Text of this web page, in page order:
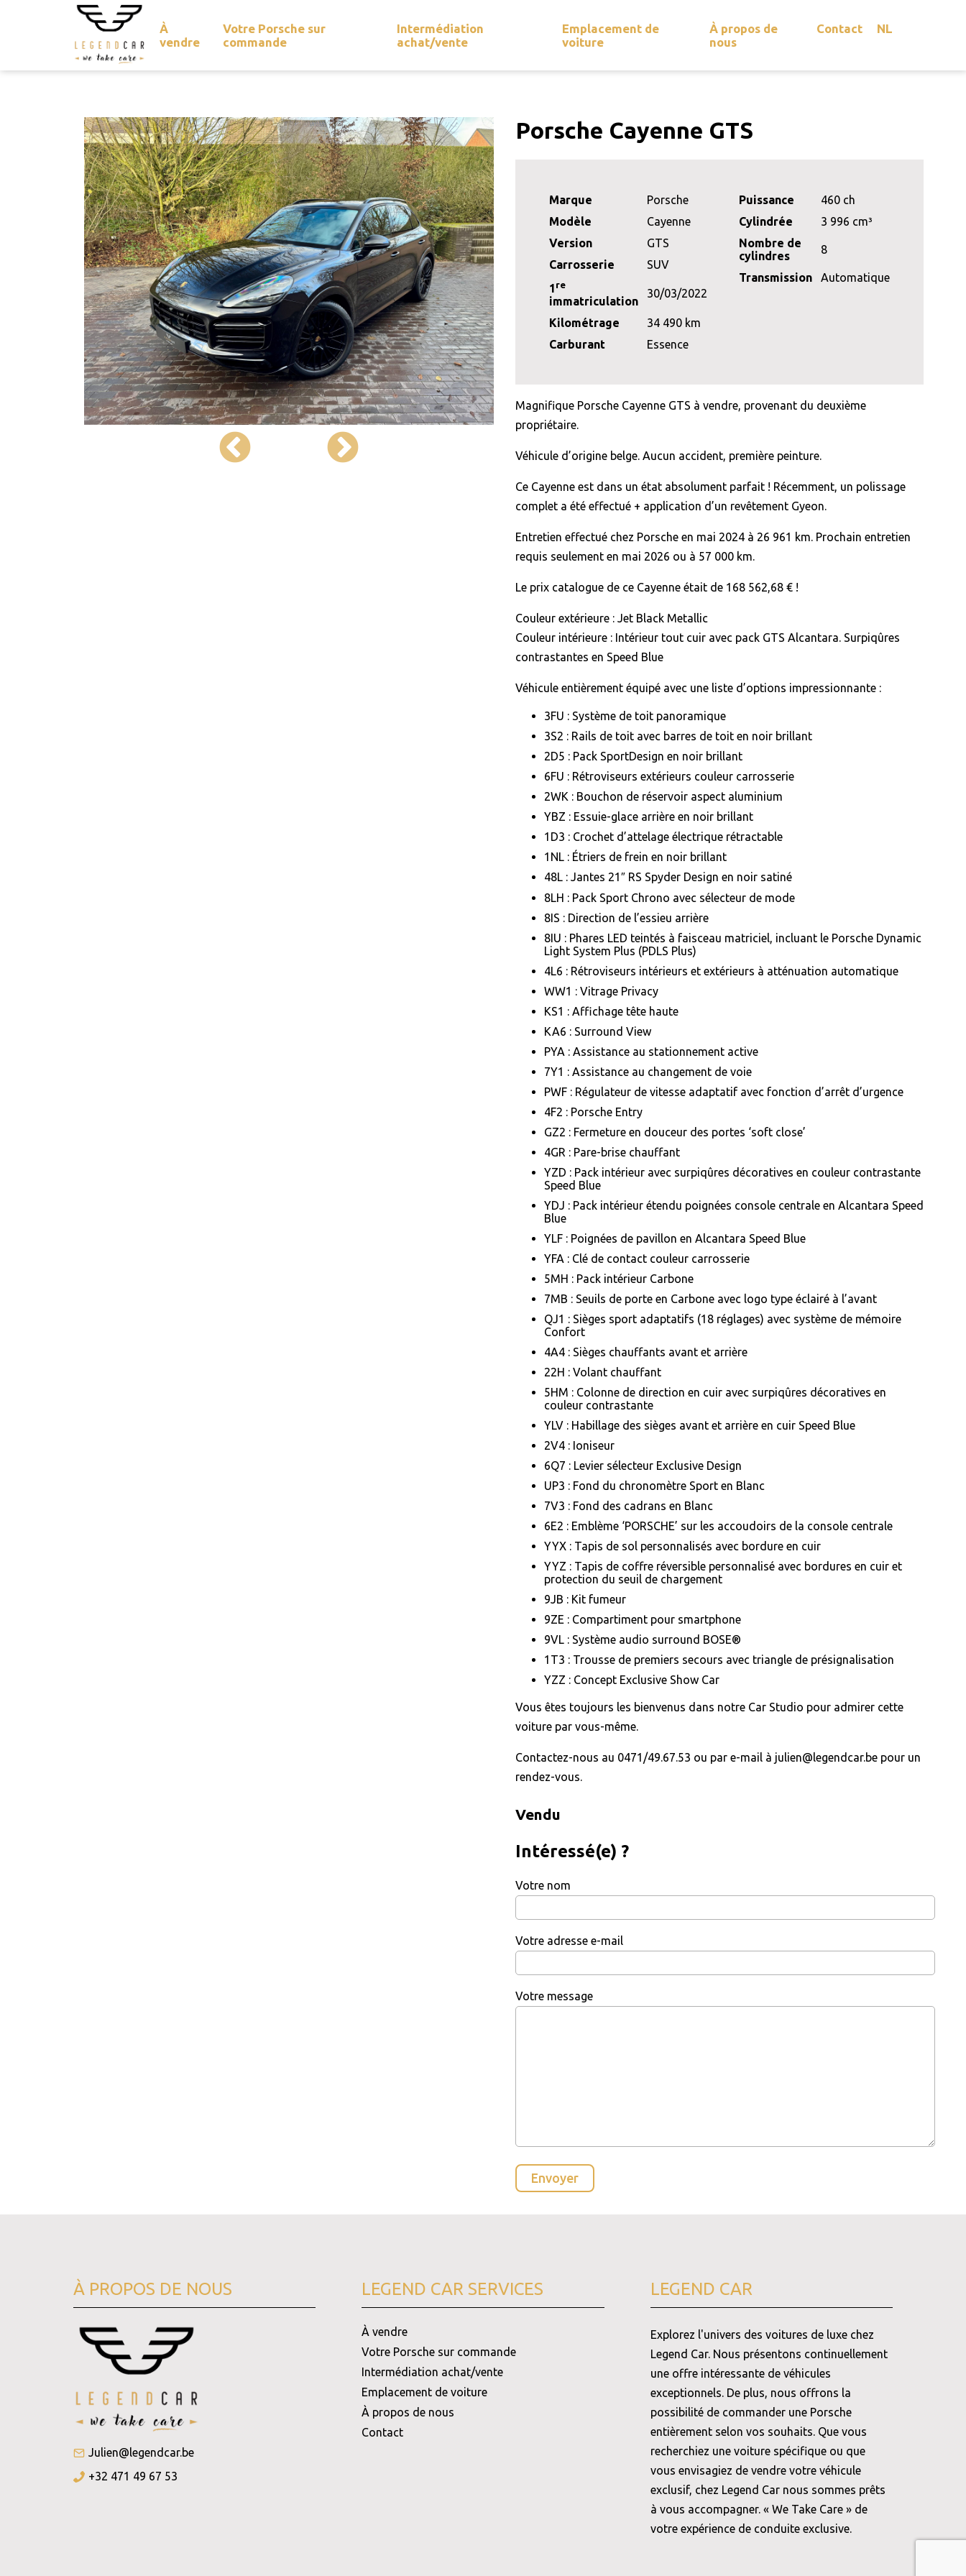
À
vendre
Votre Porsche sur
commande
Intermédiation
achat/vente
Emplacement de
voiture
À propos de
nous
Contact NL
Porsche Cayenne GTS
Marque
Porsche
Modèle
Cayenne
Version
GTS
Carrosserie
SUV
1 re
immatriculation
30/03/2022
Kilométrage
34 490 km
Carburant
Essence
Puissance
460 ch
Cylindrée
3 996 cm³
Nombre de
cylindres
8
Transmission Automatique
Magnifique Porsche Cayenne GTS à vendre, provenant du deuxième
propriétaire.
Véhicule d’origine belge. Aucun accident, première peinture.
Ce Cayenne est dans un état absolument parfait ! Récemment, un polissage
complet a été effectué + application d’un revêtement Gyeon.
Entretien effectué chez Porsche en mai 2024 à 26 961 km. Prochain entretien
requis seulement en mai 2026 ou à 57 000 km.
Le prix catalogue de ce Cayenne était de 168 562,68 € !
Couleur extérieure : Jet Black Metallic
Couleur intérieure : Intérieur tout cuir avec pack GTS Alcantara. Surpiqûres
contrastantes en Speed Blue
Véhicule entièrement équipé avec une liste d’options impressionnante :
3FU : Système de toit panoramique
3S2 : Rails de toit avec barres de toit en noir brillant
2D5 : Pack SportDesign en noir brillant
6FU : Rétroviseurs extérieurs couleur carrosserie
2WK : Bouchon de réservoir aspect aluminium
YBZ : Essuie-glace arrière en noir brillant
1D3 : Crochet d’attelage électrique rétractable
1NL : Étriers de frein en noir brillant
48L : Jantes 21″ RS Spyder Design en noir satiné
8LH : Pack Sport Chrono avec sélecteur de mode
8IS : Direction de l’essieu arrière
8IU : Phares LED teintés à faisceau matriciel, incluant le Porsche Dynamic
Light System Plus (PDLS Plus)
4L6 : Rétroviseurs intérieurs et extérieurs à atténuation automatique
WW1 : Vitrage Privacy
KS1 : Affichage tête haute
KA6 : Surround View
PYA : Assistance au stationnement active
7Y1 : Assistance au changement de voie
PWF : Régulateur de vitesse adaptatif avec fonction d’arrêt d’urgence
4F2 : Porsche Entry
GZ2 : Fermeture en douceur des portes ‘soft close’
4GR : Pare-brise chauffant
YZD : Pack intérieur avec surpiqûres décoratives en couleur contrastante
Speed Blue
YDJ : Pack intérieur étendu poignées console centrale en Alcantara Speed
Blue
YLF : Poignées de pavillon en Alcantara Speed Blue
YFA : Clé de contact couleur carrosserie
5MH : Pack intérieur Carbone
7MB : Seuils de porte en Carbone avec logo type éclairé à l’avant
QJ1 : Sièges sport adaptatifs (18 réglages) avec système de mémoire
Confort
4A4 : Sièges chauffants avant et arrière
22H : Volant chauffant
5HM : Colonne de direction en cuir avec surpiqûres décoratives en
couleur contrastante
YLV : Habillage des sièges avant et arrière en cuir Speed Blue
2V4 : Ioniseur
6Q7 : Levier sélecteur Exclusive Design
UP3 : Fond du chronomètre Sport en Blanc
7V3 : Fond des cadrans en Blanc
6E2 : Emblème ‘PORSCHE’ sur les accoudoirs de la console centrale
YYX : Tapis de sol personnalisés avec bordure en cuir
YYZ : Tapis de coffre réversible personnalisé avec bordures en cuir et
protection du seuil de chargement
9JB : Kit fumeur
9ZE : Compartiment pour smartphone
9VL : Système audio surround BOSE®
1T3 : Trousse de premiers secours avec triangle de présignalisation
YZZ : Concept Exclusive Show Car
Vous êtes toujours les bienvenus dans notre Car Studio pour admirer cette
voiture par vous-même.
Contactez-nous au 0471/49.67.53 ou par e-mail à julien@legendcar.be pour un
rendez-vous.
Vendu
Intéressé(e) ?
Votre nom
Votre adresse e-mail
Votre message
À PROPOS DE NOUS
Julien@legendcar.be
+32 471 49 67 53
LEGEND CAR SERVICES
À vendre
Votre Porsche sur commande
Intermédiation achat/vente
Emplacement de voiture
À propos de nous
Contact
LEGEND CAR
Explorez l'univers des voitures de luxe chez
Legend Car. Nous présentons continuellement
une offre intéressante de véhicules
exceptionnels. De plus, nous offrons la
possibilité de commander une Porsche
entièrement selon vos souhaits. Que vous
recherchiez une voiture spécifique ou que
vous envisagiez de vendre votre véhicule
exclusif, chez Legend Car nous sommes prêts
à vous accompagner. « We Take Care » de
votre expérience de conduite exclusive.